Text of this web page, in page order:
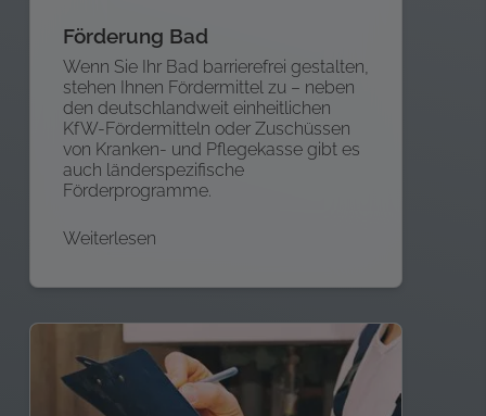
Förderung Bad
Wenn Sie Ihr Bad barrierefrei gestalten,
stehen Ihnen Fördermittel zu – neben
den deutschlandweit einheitlichen
KfW-Fördermitteln oder Zuschüssen
von Kranken- und Pflegekasse gibt es
auch länderspezifische
Förderprogramme.
Weiterlesen